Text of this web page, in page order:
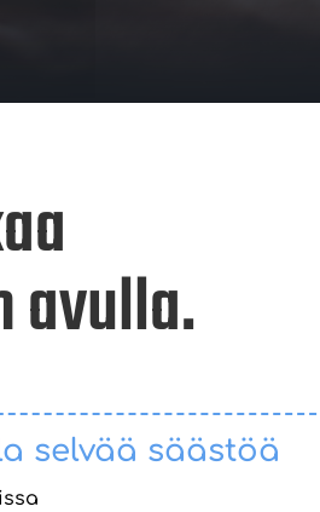
avulla.
selvää säästöä